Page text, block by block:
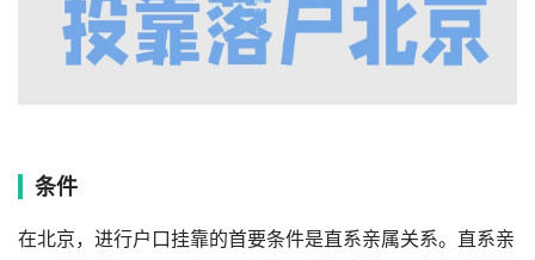
条件
在北京，进行户口挂靠的首要条件是直系亲属关系。直系亲